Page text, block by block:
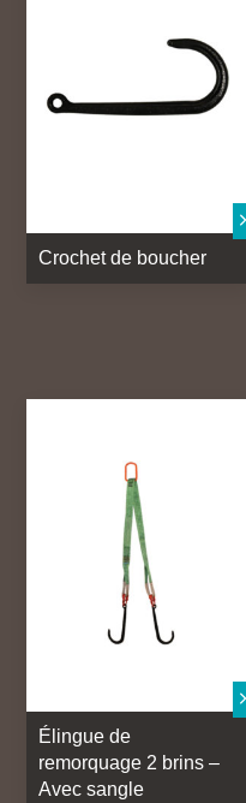
Crochet de boucher
Élingue de
remorquage 2 brins –
Avec sangle